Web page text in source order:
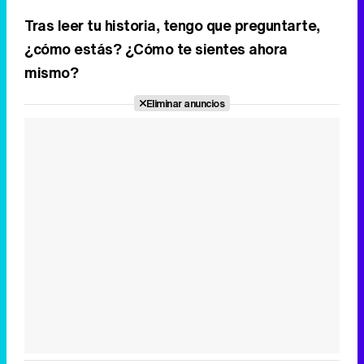
Tráiler de '33 días', la nueva serie de Atresplayer con Julián Villagrán y José Manuel Poga
Tras leer tu historia, tengo que preguntarte,
¿cómo estás? ¿Cómo te sientes ahora
mismo?
Eliminar anuncios